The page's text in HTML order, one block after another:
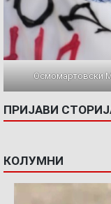
Осмомартовски
ПРИЈАВИ
КОЛУМНИ